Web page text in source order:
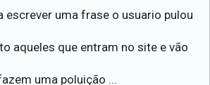
escrever uma frase o usuario pulou
aqueles que entram no site e vão
uma poluição ...